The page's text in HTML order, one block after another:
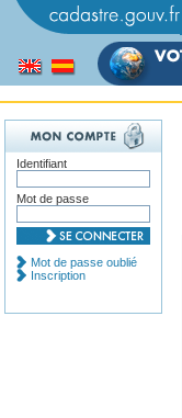
Identifiant
Mot de passe
Mot de passe oublié
Inscription